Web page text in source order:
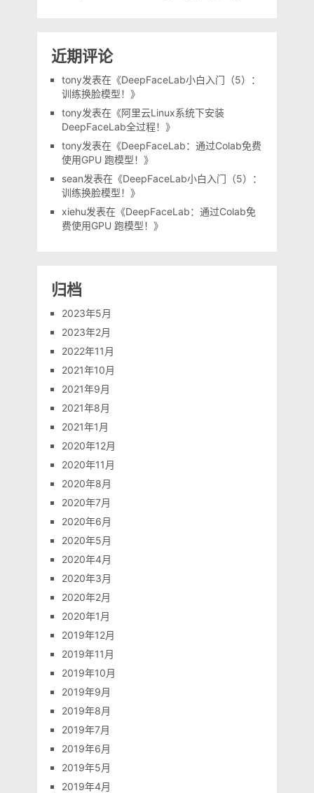
近期评论
tony发表在《DeepFaceLab小白入门（5）：
训练换脸模型！ 》
tony发表在《阿里云Linux系统下安装
DeepFaceLab全过程！ 》
tony发表在《DeepFaceLab：通过Colab免费
使用GPU 跑模型！ 》
sean发表在《DeepFaceLab小白入门（5）：
训练换脸模型！ 》
xiehu发表在《DeepFaceLab：通过Colab免
费使用GPU 跑模型！ 》
归档
2023年5月
2023年2月
2022年11月
2021年10月
2021年9月
2021年8月
2021年1月
2020年12月
2020年11月
2020年8月
2020年7月
2020年6月
2020年5月
2020年4月
2020年3月
2020年2月
2020年1月
2019年12月
2019年11月
2019年10月
2019年9月
2019年8月
2019年7月
2019年6月
2019年5月
2019年4月